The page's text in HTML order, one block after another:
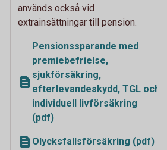
används också vid
extrainsättningar till pension.
Pensionssparande med
premiebefrielse,
sjukförsäkring,
efterlevandeskydd, TGL och
individuell livförsäkring
(pdf)
Olycksfallsförsäkring (pdf)